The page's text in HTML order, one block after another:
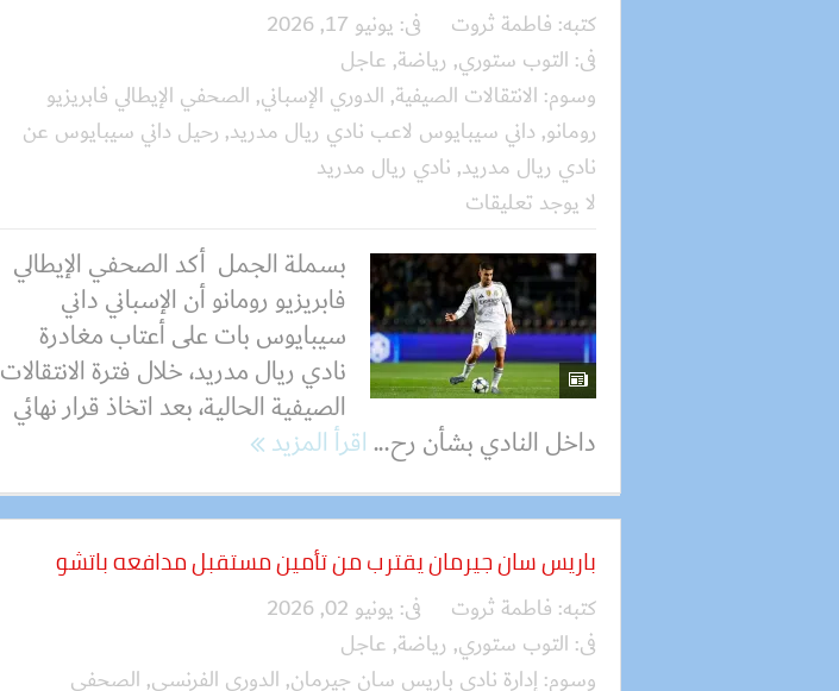
كتبه: فاطمة ثروت فى: يونيو 17, 2026
فى: التوب ستوري, رياضة, عاجل
وسوم: الانتقالات الصيفية, الدوري الإسباني, الصحفي الإيطالي فابريزيو
رومانو, داني سيبايوس لاعب نادي ريال مدريد, رحيل داني سيبايوس عن
نادي ريال مدريد, نادي ريال مدريد
لا يوجد تعليقات
بسملة الجمل أكد الصحفي الإيطالي
فابريزيو رومانو أن الإسباني داني
سيبايوس بات على أعتاب مغادرة
نادي ريال مدريد، خلال فترة الانتقالات
الصيفية الحالية، بعد اتخاذ قرار نهائي
داخل النادي بشأن رح...اقرأ المزيد
باريس سان جيرمان يقترب من تأمين مستقبل مدافعه باتشو
كتبه: فاطمة ثروت فى: يونيو 02, 2026
فى: التوب ستوري, رياضة, عاجل
وسوم: إدارة نادي باريس سان جيرمان, الدوري الفرنسي, الصحفي